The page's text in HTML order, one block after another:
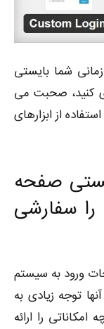
شما بایستی
کنید، صحبت می
از ابزارهای
صفحه
سفارشی
ورود به سیستم
توجه زیادی به
را ارائه